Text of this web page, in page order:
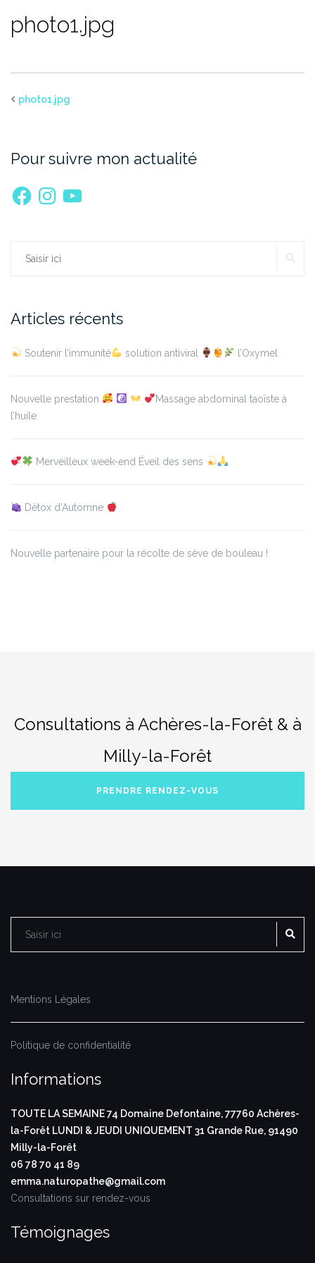
photo1.jpg
photo1.jpg
Pour suivre mon actualité
FacebookInstagramYouTube
Rechercher :
Articles récents
Soutenir l’immunité solution antiviral l’Oxymel
Nouvelle prestation
Massage abdominal taoïste à
l’huile
Merveilleux week-end Éveil des sens
Détox d’Automne
Nouvelle partenaire pour la récolte de sève de bouleau !
Consultations à Achères-la-Forêt & à
Milly-la-Forêt
PRENDRE RENDEZ-VOUS
Rechercher :
Mentions Légales
Politique de confidentialité
Informations
TOUTE LA SEMAINE74 Domaine Defontaine,77760 Achères-
la-Forêt LUNDI & JEUDI UNIQUEMENT 31 Grande Rue, 91490
Milly-la-Forêt
06 78 70 41 89
emma.naturopathe@gmail.com
Consultations sur rendez-vous
Témoignages